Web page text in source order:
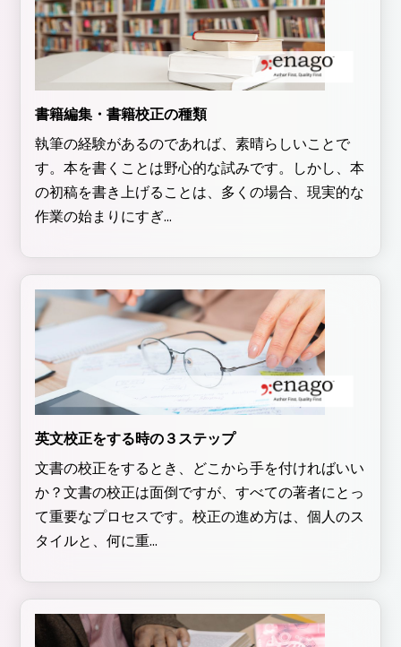
書籍編集・書籍校正の種類
執筆の経験があるのであれば、素晴らしいことで
す。本を書くことは野心的な試みです。しかし、本
の初稿を書き上げることは、多くの場合、現実的な
作業の始まりにすぎ...
英文校正をする時の３ステップ
文書の校正をするとき、どこから手を付ければいい
か？文書の校正は面倒ですが、すべての著者にとっ
て重要なプロセスです。校正の進め方は、個人のス
タイルと、何に重...